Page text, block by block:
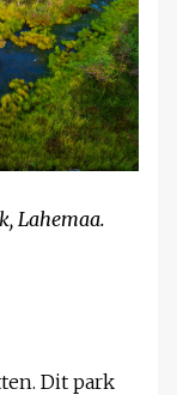
Lahemaa.
Dit park